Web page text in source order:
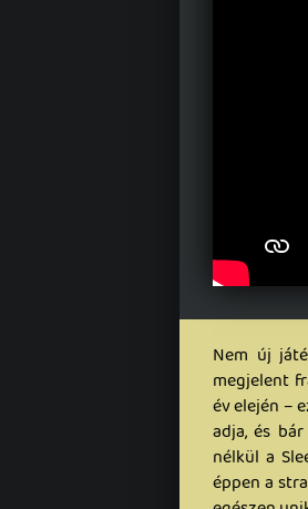
Nem új
megjelent
év elején –
adja, és
nélkül a
éppen a